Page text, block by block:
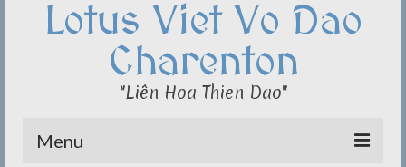
Lotus Viet Vo Dao
Charenton
"Liên Hoa Thien Dao"
Menu